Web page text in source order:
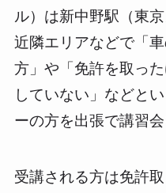
ル）は新中野駅（東
近隣エリアなどで「
方」や「免許を取っ
していない」などと
ーの方を出張で講習
受講される方は免許